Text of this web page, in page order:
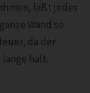
läßt jedes
Wand so
da der
hält.